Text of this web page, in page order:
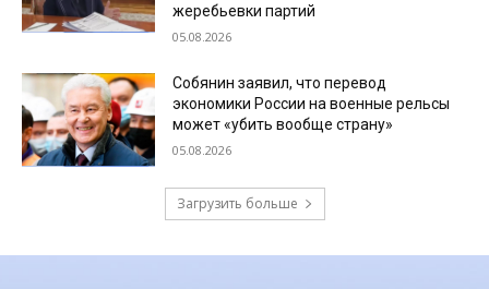
жеребьевки партий
05.08.2026
Собянин заявил, что перевод
экономики России на военные рельсы
может «убить вообще страну»
05.08.2026
Загрузить больше